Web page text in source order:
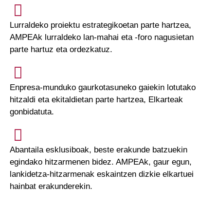
Lurraldeko proiektu estrategikoetan parte hartzea,
AMPEAk lurraldeko lan-mahai eta -foro nagusietan
parte hartuz eta ordezkatuz.
Enpresa-munduko gaurkotasuneko gaiekin lotutako
hitzaldi eta ekitaldietan parte hartzea, Elkarteak
gonbidatuta.
Abantaila esklusiboak, beste erakunde batzuekin
egindako hitzarmenen bidez. AMPEAk, gaur egun,
lankidetza-hitzarmenak eskaintzen dizkie elkartuei
hainbat erakunderekin.